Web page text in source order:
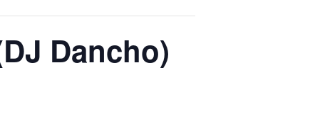
Dancho)